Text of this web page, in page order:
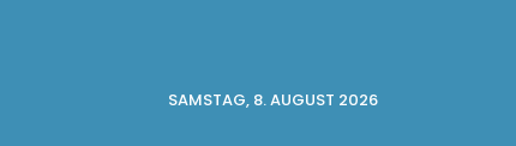
SAMSTAG, 8. AUGUST 2026